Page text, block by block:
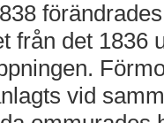
från det 1836
vid